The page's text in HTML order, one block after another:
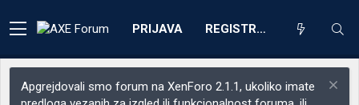
PRIJAVA REGISTRACIJA
Apgrejdovali smo forum na XenForo 2.1.1, ukoliko imate